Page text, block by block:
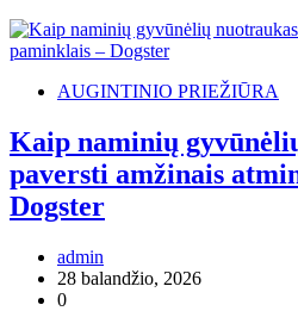
AUGINTINIO PRIEŽIŪRA
Kaip naminių
paversti amžinais
Dogster
admin
28 balandžio, 2026
0